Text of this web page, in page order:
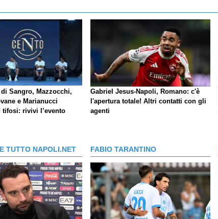
di Sangro, Mazzocchi,
e Marianucci
rivivi l’evento
Gabriel Jesus-Napoli, Romano: c'è
l'apertura totale! Altri contatti con gli
agenti
TUTTO NAPOLI.NET FABIO TARANTINO